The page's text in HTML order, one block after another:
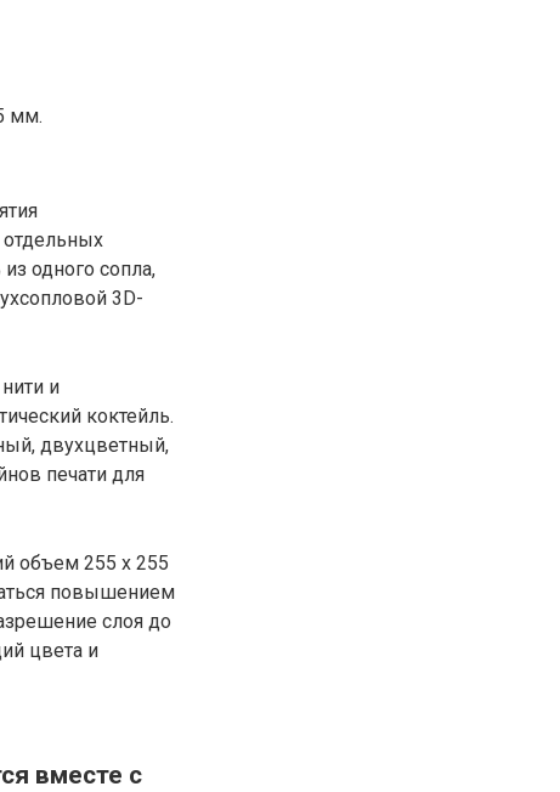
мм.
отдельных
одного сопла,
3D-
и
коктейль.
двухцветный,
печати для
объем 255 x 255
повышением
слоя до
цвета и
вместе с